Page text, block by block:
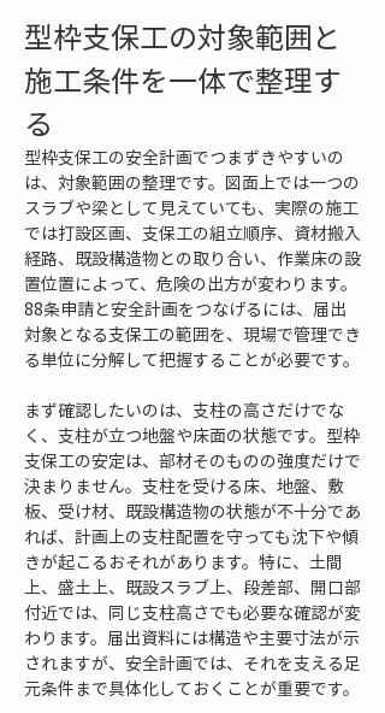
型枠支保工の対象範囲と
施工条件を一体で整理す
る
型枠支保工の安全計画でつまずきやすいの
は、対象範囲の整理です。図面上では一つの
スラブや梁として見えていても、実際の施工
では打設区画、支保工の組立順序、資材搬入
経路、既設構造物との取り合い、作業床の設
置位置によって、危険の出方が変わります。
88条申請と安全計画をつなげるには、届出
対象となる支保工の範囲を、現場で管理でき
る単位に分解して把握することが必要です。
まず確認したいのは、支柱の高さだけでな
く、支柱が立つ地盤や床面の状態です。型枠
支保工の安定は、部材そのものの強度だけで
決まりません。支柱を受ける床、地盤、敷
板、受け材、既設構造物の状態が不十分であ
れば、計画上の支柱配置を守っても沈下や傾
きが起こるおそれがあります。特に、土間
上、盛土上、既設スラブ上、段差部、開口部
付近では、同じ支柱高さでも必要な確認が変
わります。届出資料には構造や主要寸法が示
されますが、安全計画では、それを支える足
元条件まで具体化しておくことが重要です。